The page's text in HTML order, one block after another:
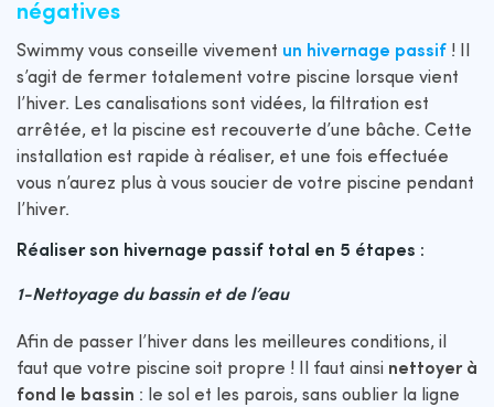
négatives
Swimmy vous conseille vivement un hivernage passif ! Il
s’agit de fermer totalement votre piscine lorsque vient
l’hiver. Les canalisations sont vidées, la filtration est
arrêtée, et la piscine est recouverte d’une bâche. Cette
installation est rapide à réaliser, et une fois effectuée
vous n’aurez plus à vous soucier de votre piscine pendant
l’hiver.
Réaliser son hivernage passif total en 5 étapes :
1-Nettoyage du bassin et de l’eau
Afin de passer l’hiver dans les meilleures conditions, il
faut que votre piscine soit propre ! Il faut ainsi nettoyer à
fond le bassin : le sol et les parois, sans oublier la ligne